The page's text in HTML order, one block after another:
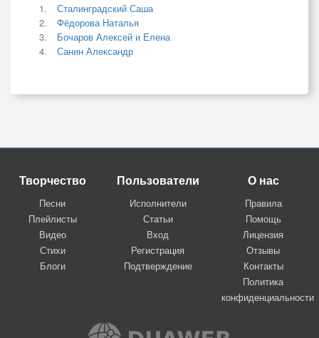
Сталинградский Саша
Фёдорова Наталья
Бочаров Алексей и Елена
Санин Александр
Творчество
Песни
Плейлисты
Видео
Стихи
Блоги
Пользователи
Исполнители
Статьи
Вход
Регистрация
Подтверждение
О нас
Правила
Помощь
Лицензия
Отзывы
Контакты
Политика
конфиденциальности